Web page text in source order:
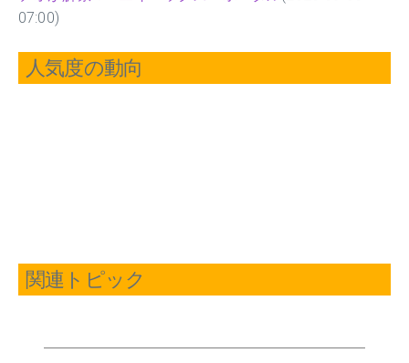
07:00)
人気度の動向
関連トピック